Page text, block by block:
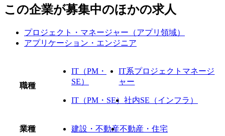
この企業が募集中のほかの求人
プロジェクト・マネージャー（アプリ領域）
アプリケーション・エンジニア
職種
IT（PM・
SE）
IT系プロジェクトマネージ
ャー
IT（PM・SE） 社内SE（インフラ）
業種 建設・不動産不動産・住宅